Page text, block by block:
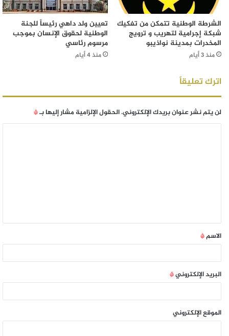
الشرطة الوطنية تتمكن من تفكيك
شبكة إجرامية لتهريب و ترويج
المخدرات بمدينة نواذيبو
منذ 3 أيام
تعيين ولد داهي رئيساً للجنة
الوطنية لحقوق الإنسان بموجب
مرسوم رئاسي
منذ 4 أيام
اترك تعليقاً
لن يتم نشر عنوان بريدك الإلكتروني.الحقول الإلزامية مشار إليها بـ*
الاسم*
البريد الإلكتروني*
الموقع الإلكتروني